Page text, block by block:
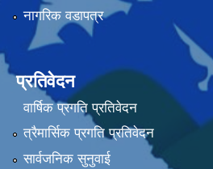
नागरिक वडापत्र
प्रतिवेदन
वार्षिक प्रगति प्रतिवेदन
त्रैमार्सिक प्रगति प्रतिवेदन
सार्वजनिक सुनुवाई